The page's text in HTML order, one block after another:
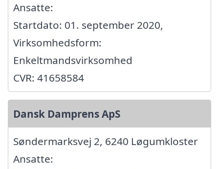
Ansatte:
Startdato: 01. september 2020,
Virksomhedsform:
Enkeltmandsvirksomhed
CVR: 41658584
Dansk Damprens ApS
Søndermarksvej 2, 6240 Løgumkloster
Ansatte: